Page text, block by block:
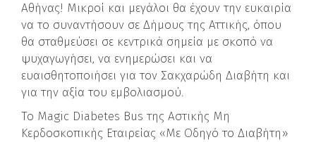
Αθήνας! Μικροί και μεγάλοι θα έχουν την ευκαιρία
να το συναντήσουν σε Δήμους της Αττικής, όπου
θα σταθμεύσει σε κεντρικά σημεία με σκοπό να
ψυχαγωγήσει, να ενημερώσει και να
ευαισθητοποιήσει για τον Σακχαρώδη Διαβήτη και
για την αξία του εμβολιασμού.
Το Magic Diabetes Bus της Αστικής Μη
Κερδοσκοπικής Εταιρείας «Με Οδηγό το Διαβήτη»